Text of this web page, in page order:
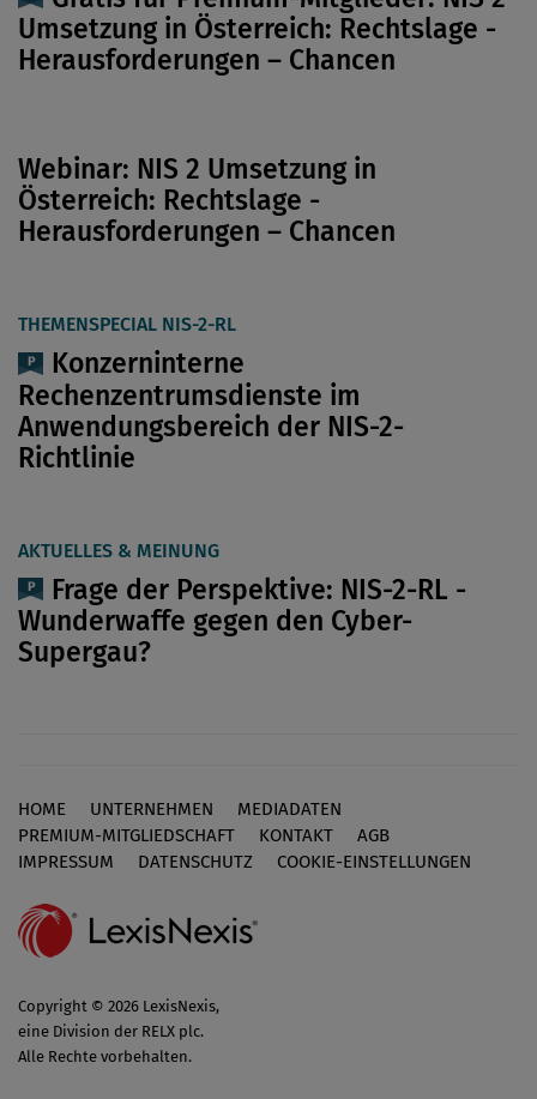
Umsetzung in Österreich: Rechtslage -
Herausforderungen – Chancen
Webinar: NIS 2 Umsetzung in
Österreich: Rechtslage -
Herausforderungen – Chancen
THEMENSPECIAL NIS-2-RL
Konzerninterne
Rechenzentrumsdienste im
Anwendungsbereich der NIS-2-
Richtlinie
AKTUELLES & MEINUNG
Frage der Perspektive: NIS-2-RL -
Wunderwaffe gegen den Cyber-
Supergau?
Footer
HOME UNTERNEHMEN
MEDIADATEN
PREMIUM-MITGLIEDSCHAFT
KONTAKT
AGB
IMPRESSUM
DATENSCHUTZ COOKIE-EINSTELLUNGEN
Copyright © 2026 LexisNexis,
eine Division der RELX plc.
Alle Rechte vorbehalten.